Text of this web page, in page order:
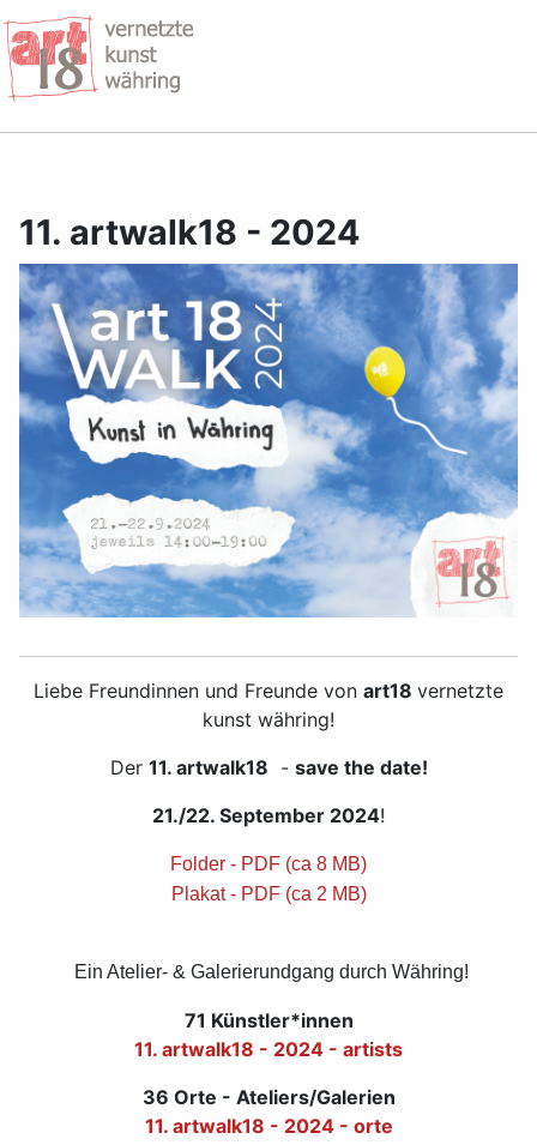
11. artwalk18 - 2024
Liebe Freundinnen und Freunde von art18 vernetzte
kunst währing!
Der 11. artwalk18 - save the date!
21./22. September 2024!
Folder - PDF (ca 8 MB)
Plakat - PDF (ca 2 MB)
Ein Atelier- & Galerierundgang durch Währing!
71 Künstler*innen
11. artwalk18 - 2024 - artists
36 Orte - Ateliers/Galerien
11. artwalk18 - 2024 - orte